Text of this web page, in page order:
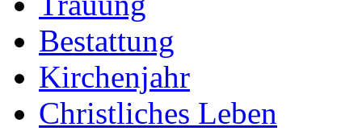
Bestattung
Kirchenjahr
Christliches Leben